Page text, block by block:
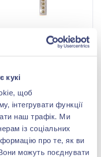
кукі
щоб
інтегрувати функції
наш трафік. Ми
із соціальних
про те, як ви
можуть поєднувати
Хрестик з червоного
коричневим діамантом
321231к)
Купити
-50%